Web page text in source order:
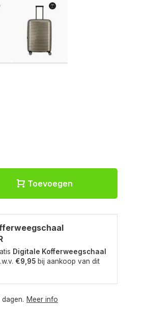
Toevoegen
Digitale Kofferweegschaal
€9,95 bij aankoop van dit
Meer info